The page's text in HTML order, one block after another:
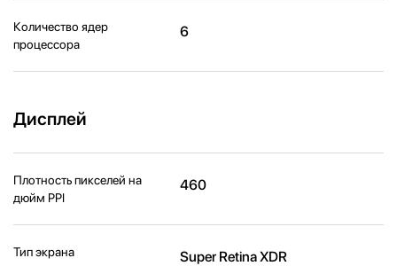
Количество ядер
процессора
6
Дисплей
Плотность пикселей на
дюйм PPI
460
Тип экрана Super Retina XDR